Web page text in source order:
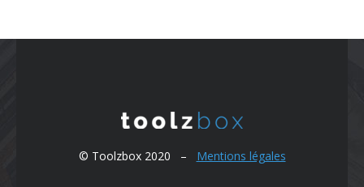
© Toolzbox 2020 – Mentions légales